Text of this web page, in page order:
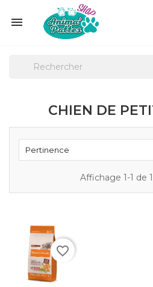

CHIEN DE
Pertinence
Affichage 1-1 de
favorite_border